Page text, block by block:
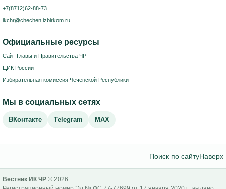
+7(8712)62-88-73
ikchr@chechen.izbirkom.ru
Официальные ресурсы
Сайт Главы и Правительства ЧР
ЦИК России
Избирательная комиссия Чеченской Республики
Мы в социальных сетях
ВКонтакте Telegram MAX
Поиск по сайтуНаверх
Вестник ИК ЧР © 2026.